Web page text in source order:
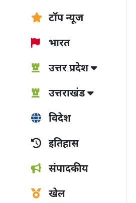
टॉप न्यूज
भारत
उत्तर प्रदेश
उत्तराखंड
विदेश
इतिहास
संपादकीय
खेल